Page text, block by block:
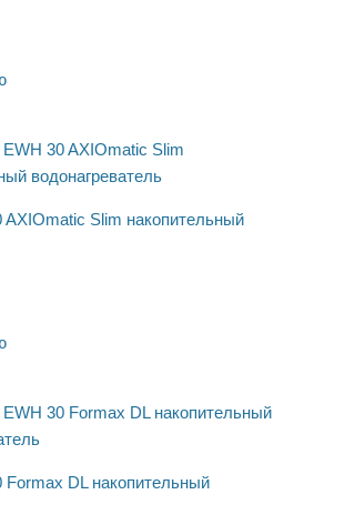
AXIOmatic Slim накопительный
Formax DL накопительный